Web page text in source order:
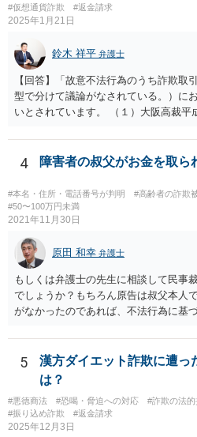
#仮想通貨詐欺
#返金請求
2025年1月21日
鈴木 祥平 弁護士
【回答】「故意不法行為のうち詐欺取
型で分けて議論がなされている。）に
いとされています。 （１）大阪高裁平
相殺は、本来文字通り過失のある当事
のための法制度であり、元来故意の不
もって一方的に被害者に対して仕掛け
に生じた痛みをともに分け合うための
における加害者の故意は、通常、被害
不用意、不注意、未熟、無能、無知、
らにつけ込むものであるから、被害者
等を示したからといって、これをもっ
者の加害者に対する損害賠償から被害
ことにすれば必ず不法行為の成果をそ
になるが、そのような事態を容認する
て、故意の不法行為の場合、特段の事
等を過失と評価して損害額の減額事由
判示した。 （２）東京高等裁判所平成
は、「故意ある不法行為（詐欺行為）
いて「本件のような故意による不法行
4 障害者の叔父がお金を取ら
#本名・住所・電話番号が判明 #高齢者の詐欺
#50〜100万円未満
2021年11月30日
原田 和幸 弁護士
もしくは弁護士の先生に相談して民事
でしょうか？もちろん原告は叔父本人
がなかったのであれば、不法行為に基
5
漢方ダイエット詐欺に遭っ
は？
#悪徳商法 #恐喝・脅迫への対応 #詐欺の法的
#振り込め詐欺
#返金請求
2025年12月3日